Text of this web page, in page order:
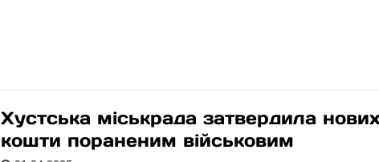
Хустська міськрада затвердила
кошти пораненим військовим